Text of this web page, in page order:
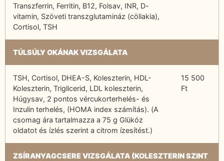
Transzferrin, Ferritin, B12, Folsav, INR, D-
vitamin, Szöveti transzglutamináz (cöliakia),
Cortisol, TSH
TÚLSÚLY OKÁNAK VIZSGÁLATA
TSH, Cortisol, DHEA-S, Koleszterin, HDL-
Koleszterin, Triglicerid, LDL koleszterin,
Húgysav, 2 pontos vércukorterhelés- és
Inzulin terhelés, (HOMA index számítás). (A
csomag ára tartalmazza a 75 g Glükóz
oldatot és ízlés szerint a citrom ízesítést.)
15 500
Ft
ZSÍRANYAGCSERE VIZSGÁLATA (KOLESZTERIN SZINT